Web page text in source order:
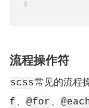
流程操作符
scss常见的流程
f
@for